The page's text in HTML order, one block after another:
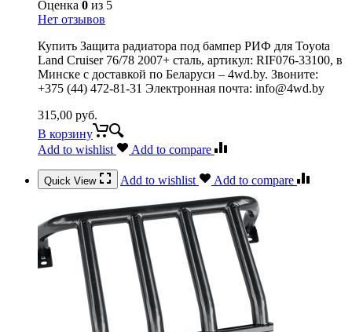
Оценка 0 из 5
Нет отзывов
Купить Защита радиатора под бампер РИФ для Toyota
Land Cruiser 76/78 2007+ сталь, артикул: RIF076-33100, в
Минске с доставкой по Беларуси – 4wd.by. Звоните:
+375 (44) 472-81-31 Электронная почта: info@4wd.by
315,00 руб.
В корзину
Add to wishlist
Add to compare
Quick View Add to wishlist Add to compare